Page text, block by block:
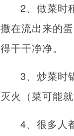
2、做菜时
撒在流出来的
得干干净净。
3、炒菜时
灭火（菜可能
4、很多人